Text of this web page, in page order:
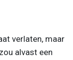
verlaten, maar
alvast een